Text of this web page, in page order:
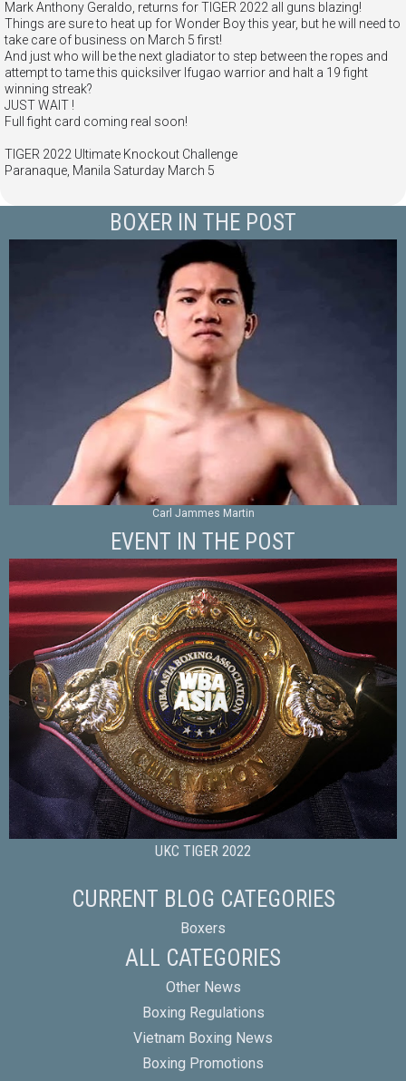
Mark Anthony Geraldo, returns for TIGER 2022 all guns blazing!
Things are sure to heat up for Wonder Boy this year, but he will need to
take care of business on March 5 first!
And just who will be the next gladiator to step between the ropes and
attempt to tame this quicksilver Ifugao warrior and halt a 19 fight
winning streak?
JUST WAIT !
Full fight card coming real soon!
TIGER 2022 Ultimate Knockout Challenge
Paranaque, Manila Saturday March 5
BOXER IN THE POST
Carl Jammes Martin
EVENT IN THE POST
UKC TIGER 2022
CURRENT BLOG CATEGORIES
Boxers
ALL CATEGORIES
Other News
Boxing Regulations
Vietnam Boxing News
Boxing Promotions